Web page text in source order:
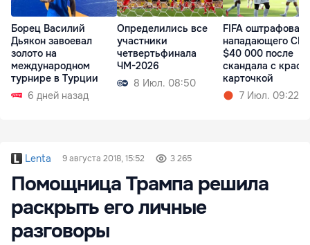
Борец Василий
Дьякон завоевал
золото на
международном
турнире в Турции
6 дней назад
Определились все
участники
четвертьфинала
ЧМ-2026
8 Июл. 08:50
FIFA оштрафовала
нападающего
$40 000 после
скандала с
карточкой
7 Июл. 09:22
Lenta 9 августа 2018, 15:52 3 265
Помощница Трампа решила
раскрыть его личные
разговоры